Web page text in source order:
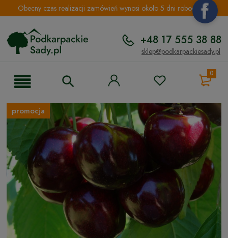
Obecny czas realizacji zamówień wynosi około 5 dni roboczych.
+48 17 555 38 88
sklep@podkarpackiesady.pl
0
promocja